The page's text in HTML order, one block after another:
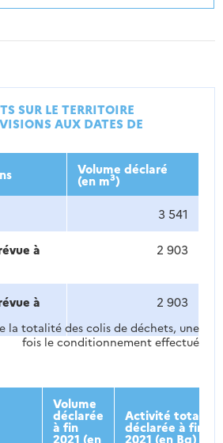
SUR LE TERRITOIRE
AUX DATES DE
Volume déclaré
(en m3)
3 541
à
2 903
à
2 903
la totalité des colis de déchets, une
fois le conditionnement effectué
Volume
déclarée
à fin
2021 (en
Activité totale
déclarée à fin
2021 (en Bq)